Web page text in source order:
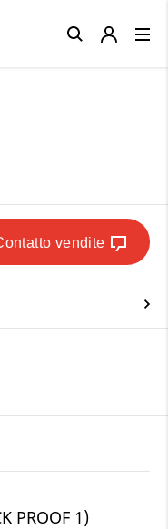
vendite
PROOF 1)
Close